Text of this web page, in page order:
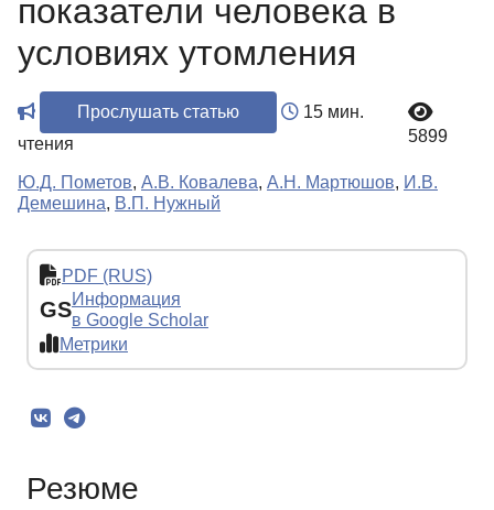
показатели человека в
условиях утомления
Прослушать статью
15 мин.
чтения
5899
Ю.Д. Пометов, А.В. Ковалева, А.Н. Мартюшов, И.В.
Демешина, В.П. Нужный
PDF (RUS)
GSИнформация
в Google Scholar
Метрики
Резюме